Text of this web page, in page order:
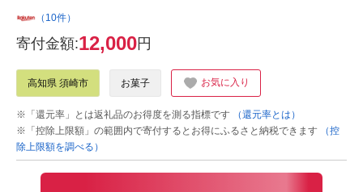
（10件）
寄付金額:12,000円
高知県 須崎市 お菓子 お気に入り
※「還元率」とは返礼品のお得度を測る指標です
（還元率とは）
※「控除上限額」の範囲内で寄付するとお得にふるさと納税できます
（控
除上限額を調べる）